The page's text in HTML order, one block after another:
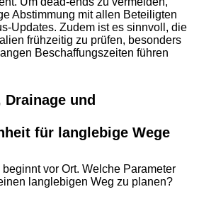
Abstimmung mit allen Beteiligten
Updates. Zudem ist es sinnvoll, die
frühzeitig zu prüfen, besonders
Beschaffungszeiten führen
und
für langlebige Wege
vor Ort. Welche Parameter
langlebigen Weg zu planen?